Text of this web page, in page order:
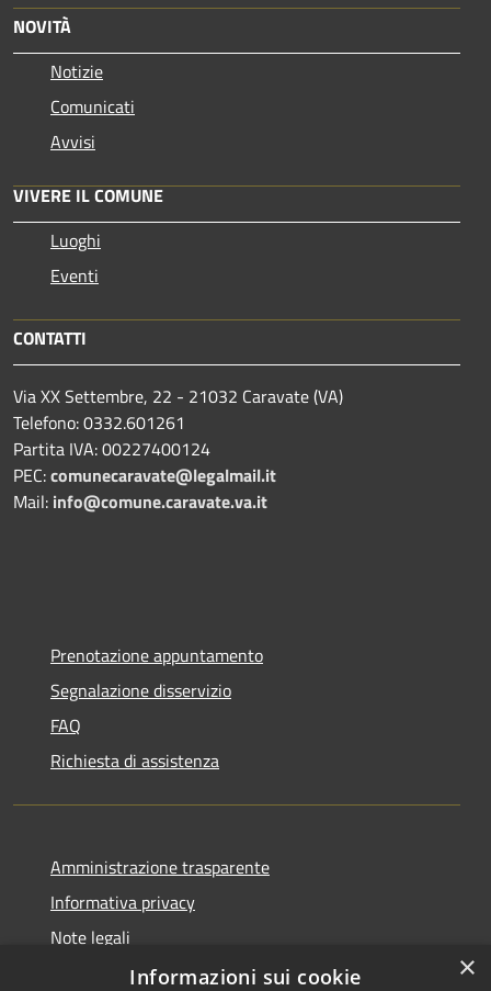
NOVITÀ
Notizie
Comunicati
Avvisi
VIVERE IL COMUNE
Luoghi
Eventi
CONTATTI
Via XX Settembre, 22 - 21032 Caravate (VA)
Telefono: 0332.601261
Partita IVA: 00227400124
PEC:comunecaravate@legalmail.it
Mail: info@comune.caravate.va.it
Prenotazione appuntamento
Segnalazione disservizio
FAQ
Richiesta di assistenza
Amministrazione trasparente
Informativa privacy
Note legali
Dichiarazione di accessibilità
×
Informazioni sui cookie